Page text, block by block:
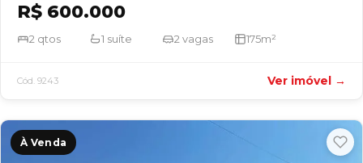
R$ 600.000
2 qtos 1 suíte 2 vagas 175m²
Cód. 9243 Ver imóvel →
À Venda